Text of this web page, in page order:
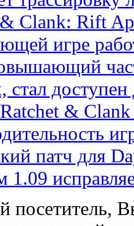
Clank: Rift
игре
стал доступен
&
патч для
1.09
посетитель,